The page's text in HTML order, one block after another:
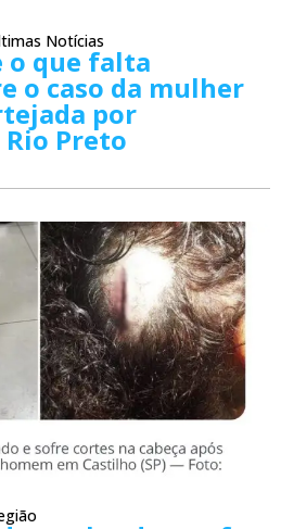
Notícias
o que falta
o caso da mulher
por
Preto